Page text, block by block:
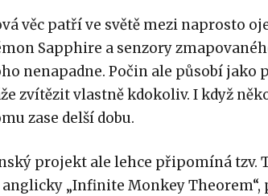
věc patří ve světě mezi naprosto
Sapphire a senzory
nenapadne. Počin ale působí jako
zvítězit vlastně kdokoliv. I když
zase delší dobu.
projekt ale lehce připomíná tzv.
„Infinite Monkey